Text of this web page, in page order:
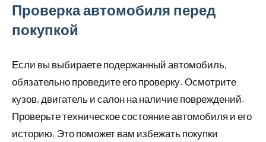
Проверка автомобиля перед
покупкой
Если вы выбираете подержанный автомобиль,
обязательно проведите его проверку. Осмотрите
кузов, двигатель и салон на наличие повреждений.
Проверьте техническое состояние автомобиля и его
историю. Это поможет вам избежать покупки